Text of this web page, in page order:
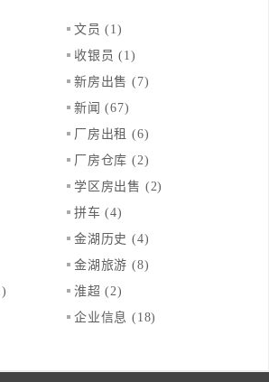
文员 (1)
收银员 (1)
新房出售 (7)
新闻 (67)
厂房出租 (6)
厂房仓库 (2)
学区房出售 (2)
拼车 (4)
金湖历史 (4)
金湖旅游 (8)
淮超 (2)
企业信息 (18)